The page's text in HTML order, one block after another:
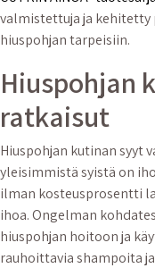
valmistettuja ja kehitetty
hiuspohjan tarpeisiin.
Hiuspohjan
ratkaisut
Hiuspohjan kutinan syyt
yleisimmistä syistä on
ilman kosteusprosentti
ihoa. Ongelman
hiuspohjan hoitoon ja
rauhoittavia shampoita